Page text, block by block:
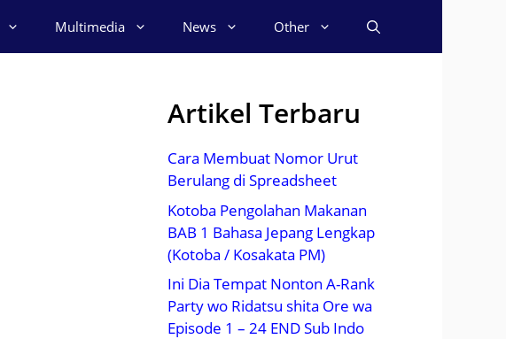
Multimedia News Other
Artikel Terbaru
Cara Membuat Nomor Urut
Berulang di Spreadsheet
Kotoba Pengolahan Makanan
BAB 1 Bahasa Jepang Lengkap
(Kotoba / Kosakata PM)
Ini Dia Tempat Nonton A-Rank
Party wo Ridatsu shita Ore wa
Episode 1 – 24 END Sub Indo